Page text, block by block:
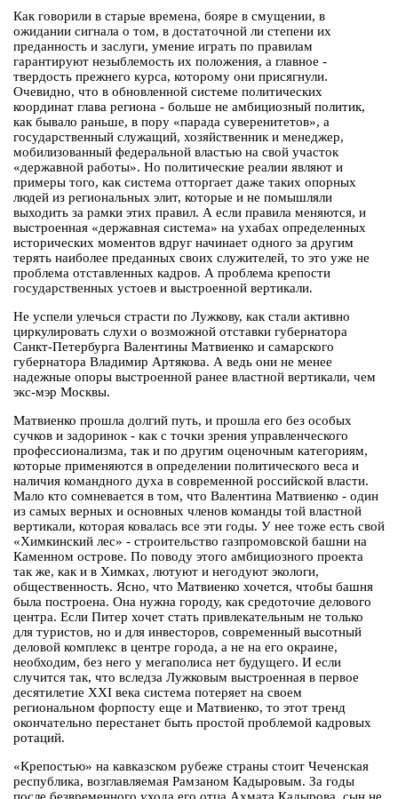
Как говорили в старые времена, бояре в смущении, в
ожидании сигнала о том, в достаточной ли степени их
преданность и заслуги, умение играть по правилам
гарантируют незыблемость их положения, а главное -
твердость прежнего курса, которому они присягнули.
Очевидно, что в обновленной системе политических
координат глава региона - больше не амбициозный политик,
как бывало раньше, в пору «парада суверенитетов», а
государственный служащий, хозяйственник и менеджер,
мобилизованный федеральной властью на свой участок
«державной работы». Но политические реалии являют и
примеры того, как система отторгает даже таких опорных
людей из региональных элит, которые и не помышляли
выходить за рамки этих правил. А если правила меняются, и
выстроенная «державная система» на ухабах определенных
исторических моментов вдруг начинает одного за другим
терять наиболее преданных своих служителей, то это уже не
проблема отставленных кадров. А проблема крепости
государственных устоев и выстроенной вертикали.
Не успели улечься страсти по Лужкову, как стали активно
циркулировать слухи о возможной отставки губернатора
Санкт-Петербурга Валентины Матвиенко и самарского
губернатора Владимир Артякова. А ведь они не менее
надежные опоры выстроенной ранее властной вертикали, чем
экс-мэр Москвы.
Матвиенко прошла долгий путь, и прошла его без особых
сучков и задоринок - как с точки зрения управленческого
профессионализма, так и по другим оценочным категориям,
которые применяются в определении политического веса и
наличия командного духа в современной российской власти.
Мало кто сомневается в том, что Валентина Матвиенко - один
из самых верных и основных членов команды той властной
вертикали, которая ковалась все эти годы. У нее тоже есть свой
«Химкинский лес» - строительство газпромовской башни на
Каменном острове. По поводу этого амбициозного проекта
так же, как и в Химках, лютуют и негодуют экологи,
общественность. Ясно, что Матвиенко хочется, чтобы башня
была построена. Она нужна городу, как средоточие делового
центра. Если Питер хочет стать привлекательным не только
для туристов, но и для инвесторов, современный высотный
деловой комплекс в центре города, а не на его окраине,
необходим, без него у мегаполиса нет будущего. И если
случится так, что вследза Лужковым выстроенная в первое
десятилетие XXI века система потеряет на своем
региональном форпосту еще и Матвиенко, то этот тренд
окончательно перестанет быть простой проблемой кадровых
ротаций.
«Крепостью» на кавказском рубеже страны стоит Чеченская
республика, возглавляемая Рамзаном Кадыровым. За годы